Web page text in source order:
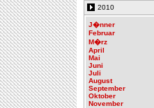
2010
J�nner
Februar
M�rz
April
Mai
Juni
Juli
August
September
Oktober
November